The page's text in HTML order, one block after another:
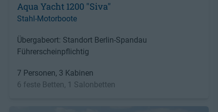
Aqua Yacht 1200 "Siva"
Stahl-Motorboote
Übergabeort: Standort Berlin-Spandau
Führerscheinpflichtig
7 Personen, 3 Kabinen
6 feste Betten, 1 Salonbetten